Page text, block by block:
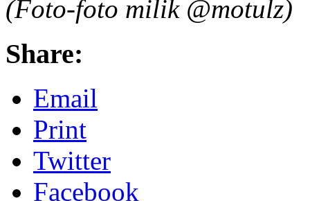
(Foto-foto milik @motulz)
Share:
Email
Print
Twitter
Facebook